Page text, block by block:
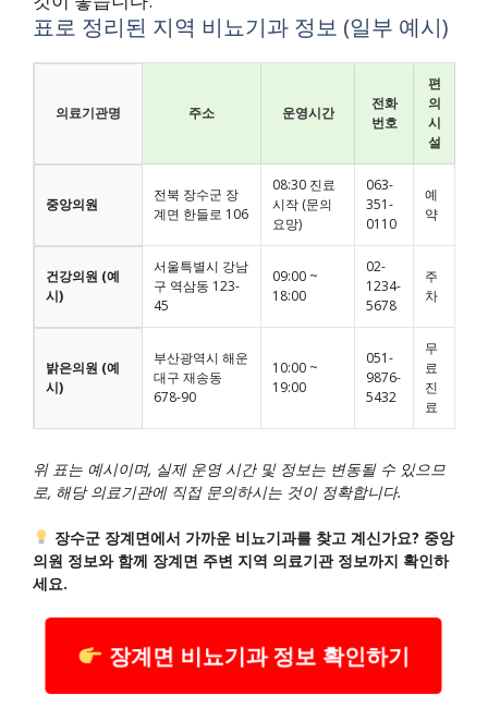
표로 정리된 지역 비뇨기과 정보 (일부 예시)
의료기관명 주소 운영시간
전화
번호
편
의
시
설
중앙의원
전북 장수군 장
계면 한들로 106
08:30 진료
시작 (문의
요망)
063-
351-
0110
예
약
건강의원 (예
시)
서울특별시 강남
구 역삼동 123-
45
09:00 ~
18:00
02-
1234-
5678
주
차
밝은의원 (예
시)
부산광역시 해운
대구 재송동
678-90
10:00 ~
19:00
051-
9876-
5432
무
료
진
료
위 표는 예시이며, 실제 운영 시간 및 정보는 변동될 수 있으므
로, 해당 의료기관에 직접 문의하시는 것이 정확합니다.
장수군 장계면에서 가까운 비뇨기과를 찾고 계신가요? 중앙
의원 정보와 함께 장계면 주변 지역 의료기관 정보까지 확인하
세요.
장계면 비뇨기과 정보 확인하기